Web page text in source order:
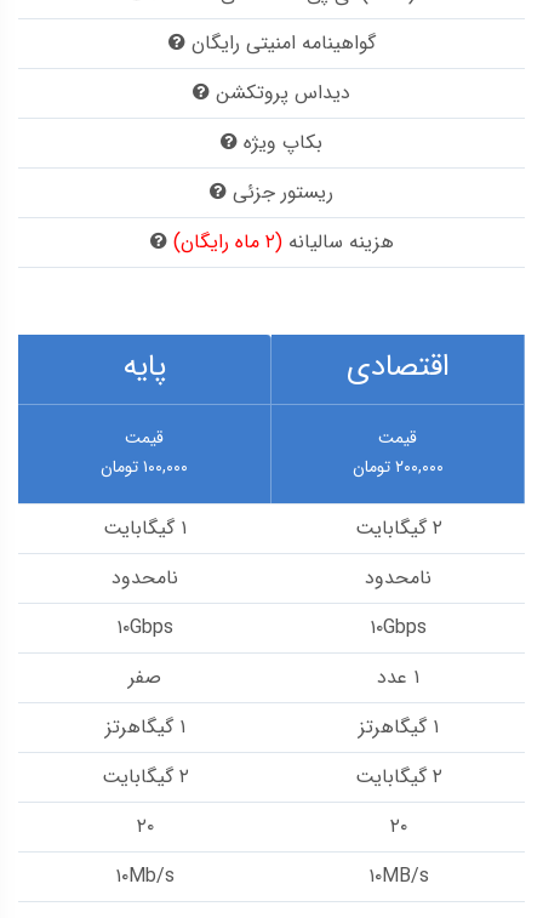
گواهینامه امنیتی رایگان
دیداس پروتکشن
بکاپ ویژه
ریستور جزئی
هزینه سالیانه (۲ ماه رایگان)
پایه
قیمت
۱۰۰,۰۰۰ تومان
۱ گیگابایت
نامحدود
۱۰Gbps
صفر
۱ گیگاهرتز
۲ گیگابایت
۲۰
۱۰Mb/s
اقتصادی
قیمت
۲۰۰,۰۰۰ تومان
۲ گیگابایت
نامحدود
۱۰Gbps
۱ عدد
۱ گیگاهرتز
۲ گیگابایت
۲۰
۱۰MB/s